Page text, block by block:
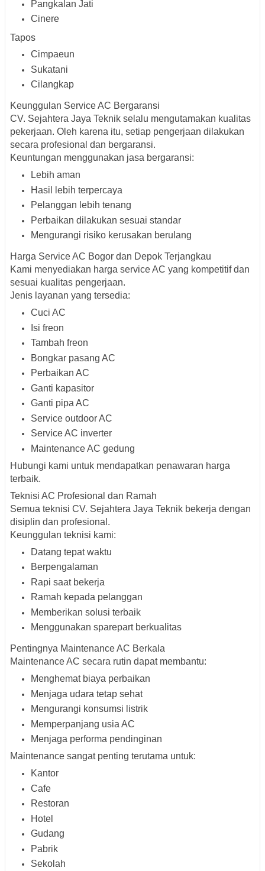
Pangkalan Jati
Cinere
Tapos
Cimpaeun
Sukatani
Cilangkap
Keunggulan Service AC Bergaransi
CV. Sejahtera Jaya Teknik selalu mengutamakan kualitas
pekerjaan. Oleh karena itu, setiap pengerjaan dilakukan
secara profesional dan bergaransi.
Keuntungan menggunakan jasa bergaransi:
Lebih aman
Hasil lebih terpercaya
Pelanggan lebih tenang
Perbaikan dilakukan sesuai standar
Mengurangi risiko kerusakan berulang
Harga Service AC Bogor dan Depok Terjangkau
Kami menyediakan harga service AC yang kompetitif dan
sesuai kualitas pengerjaan.
Jenis layanan yang tersedia:
Cuci AC
Isi freon
Tambah freon
Bongkar pasang AC
Perbaikan AC
Ganti kapasitor
Ganti pipa AC
Service outdoor AC
Service AC inverter
Maintenance AC gedung
Hubungi kami untuk mendapatkan penawaran harga
terbaik.
Teknisi AC Profesional dan Ramah
Semua teknisi CV. Sejahtera Jaya Teknik bekerja dengan
disiplin dan profesional.
Keunggulan teknisi kami:
Datang tepat waktu
Berpengalaman
Rapi saat bekerja
Ramah kepada pelanggan
Memberikan solusi terbaik
Menggunakan sparepart berkualitas
Pentingnya Maintenance AC Berkala
Maintenance AC secara rutin dapat membantu:
Menghemat biaya perbaikan
Menjaga udara tetap sehat
Mengurangi konsumsi listrik
Memperpanjang usia AC
Menjaga performa pendinginan
Maintenance sangat penting terutama untuk:
Kantor
Cafe
Restoran
Hotel
Gudang
Pabrik
Sekolah